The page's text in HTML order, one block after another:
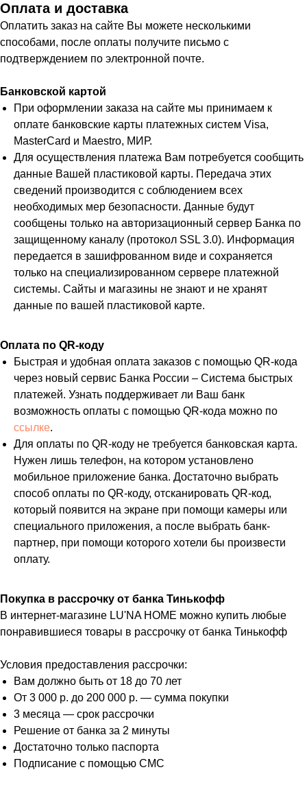
Оплата и доставка
Оплатить заказ на сайте Вы можете несколькими
способами, после оплаты получите письмо с
подтверждением по электронной почте.
Банковской картой
При оформлении заказа на сайте мы принимаем к
оплате банковские карты платежных систем Visa,
MasterCard и Maestro, МИР.
Для осуществления платежа Вам потребуется сообщить
данные Вашей пластиковой карты. Передача этих
сведений производится с соблюдением всех
необходимых мер безопасности. Данные будут
сообщены только на авторизационный сервер Банка по
защищенному каналу (протокол SSL 3.0). Информация
передается в зашифрованном виде и сохраняется
только на специализированном сервере платежной
системы. Сайты и магазины не знают и не хранят
данные по вашей пластиковой карте.
Оплата по QR-коду
Быстрая и удобная оплата заказов с помощью QR-кода
через новый сервис Банка России – Система быстрых
платежей. Узнать поддерживает ли Ваш банк
возможность оплаты с помощью QR-кода можно по
ссылке.
Для оплаты по QR-коду не требуется банковская карта.
Нужен лишь телефон, на котором установлено
мобильное приложение банка. Достаточно выбрать
способ оплаты по QR-коду, отсканировать QR-код,
который появится на экране при помощи камеры или
специального приложения, а после выбрать банк-
партнер, при помощи которого хотели бы произвести
оплату.
Покупка в рассрочку от банка Тинькофф
В интернет-магазине LU'NA HOME можно купить любые
понравившиеся товары в рассрочку от банка Тинькофф
Условия предоставления рассрочки:
Вам должно быть от 18 до 70 лет
От 3 000 р. до 200 000 р. — сумма покупки
3 месяца — срок рассрочки
Решение от банка за 2 минуты
Достаточно только паспорта
Подписание с помощью СМС